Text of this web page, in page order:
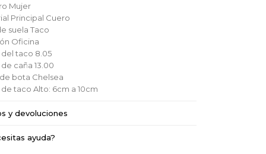
Mujer
Principal Cuero
suela Taco
Oficina
del taco 8.05
de caña 13.00
bota Chelsea
de taco Alto: 6cm a 10cm
y devoluciones
ayuda?